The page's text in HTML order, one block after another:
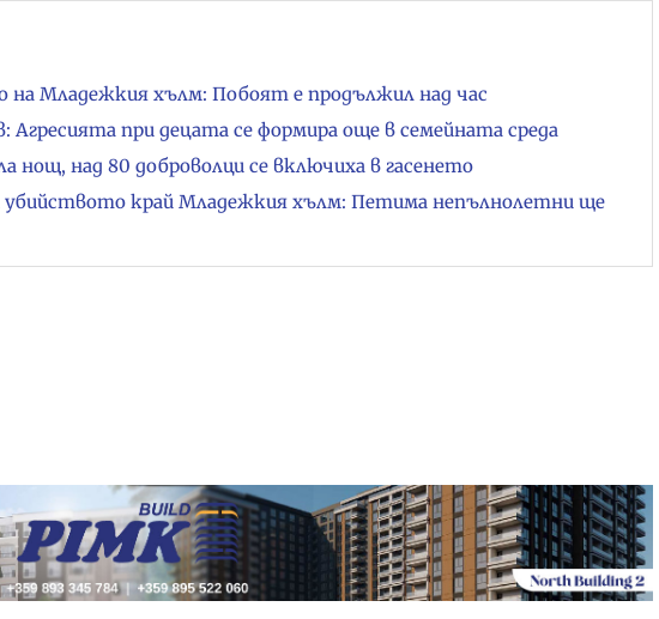
Младежкия хълм: Побоят е продължил над час
при децата се формира още в семейната среда
над 80 доброволци се включиха в гасенето
убийството край Младежкия хълм: Петима непълнолетни ще